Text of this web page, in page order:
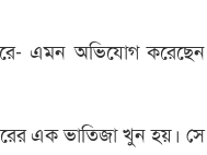
এমন অভিযোগ করেছেন
এক ভাতিজা খুন হয়। সে